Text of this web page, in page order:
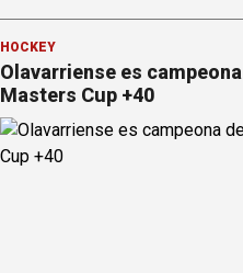
HOCKEY
Olavarriense es
Masters Cup +40